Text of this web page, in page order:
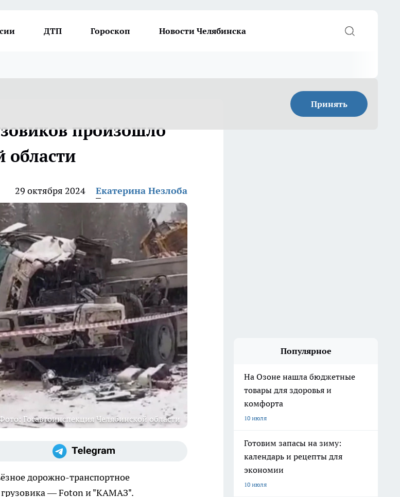
ДТП Гороскоп Новости Челябинска
Принять
произошло
области
29 октября 2024 Екатерина Незлоба
Госавтоинспекция Челябинской области
дорожно-транспортное
грузовика — Foton и "КАМАЗ".
Популярное
На Озоне нашла бюджетные
товары для здоровья и
комфорта
10 июля
Готовим запасы на зиму:
календарь и рецепты для
экономии
10 июля